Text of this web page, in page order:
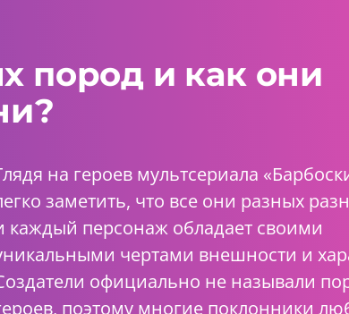
пород и как они
на героев мультсериала
заметить, что все они разных
каждый персонаж обладает своими
чертами внешности и
официально не называли
поэтому многие поклонники